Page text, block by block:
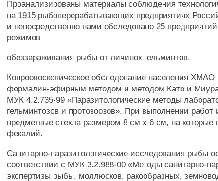
Проанализированы материалы соблюдения
на 1915 рыбоперерабатывающих предприятиях
и непосредственно нами обследовано 25
режимов
обеззараживания рыбы от личинок гельминтов.
Копроовоскопическое обследование населения ХМАО
формалин-эфирным методом и методом Като и Миура
МУК 4.2.735-99 «Паразитологические методы
гельминтозов и протозоозов». При выполнении работ
предметные стекла размером 8 см х 6 см, на которые
фекалий.
Санитарно-паразитологические исследования рыбы
соответствии с МУК 3.2.988-00 «Методы санитарно-
экспертизы рыбы, моллюсков, ракообразных,